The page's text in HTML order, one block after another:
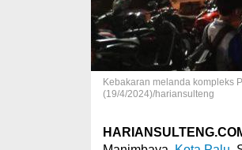
Kebakaran melanda kompleks
(19/4/2024)/hariansulteng